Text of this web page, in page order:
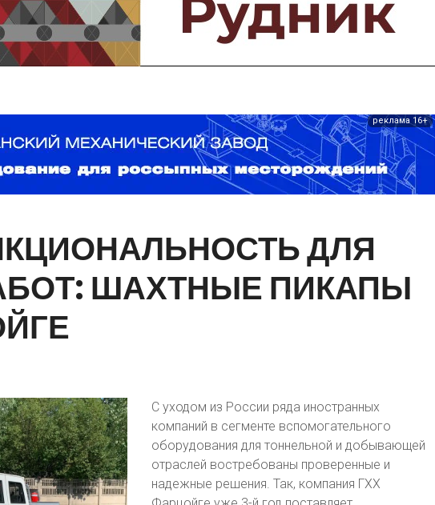
Предприятия и компании
Интервью
Выставки, Конференции
реклама 16+
ДЛЯ
ШАХТНЫЕПИКАПЫ
С уходом из России ряда иностранных
компаний в сегменте вспомогательного
оборудования для тоннельной и добывающей
отраслей востребованы проверенные и
надежные решения. Так, компания ГХХ